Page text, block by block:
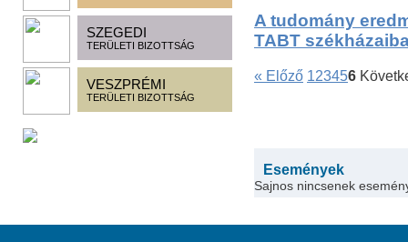
SZEGEDI
TERÜLETI BIZOTTSÁG
VESZPRÉMI
TERÜLETI BIZOTTSÁG
A tudomány
TABT
« Előző 123456
Események
Sajnos nincsenek